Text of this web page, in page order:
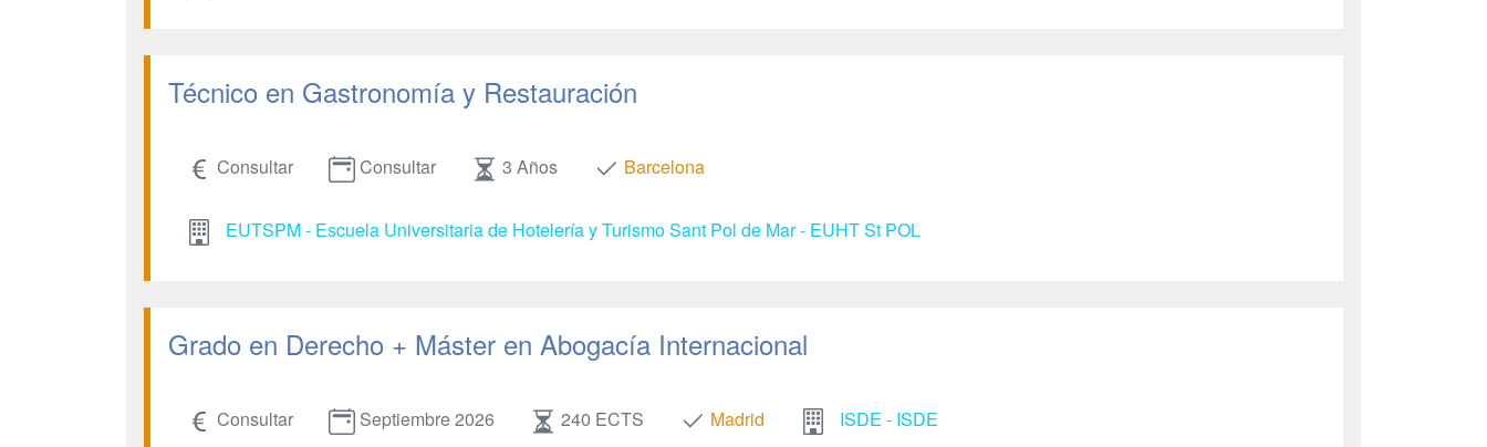
Técnico en Gastronomía y Restauración
Consultar Consultar 3 Años Barcelona
EUTSPM - Escuela Universitaria de Hotelería y Turismo Sant Pol de Mar - EUHT St POL
Grado en Derecho + Máster en Abogacía Internacional
Consultar Septiembre 2026 240 ECTS Madrid ISDE - ISDE